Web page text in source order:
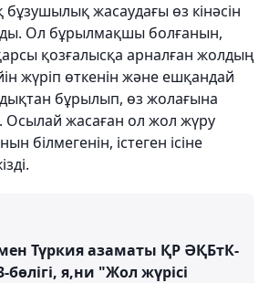
бұзушылық жасаудағы өз кінәсін
Ол бұрылмақшы болғанын,
қозғалысқа арналған жолдың
жүріп өткенін және ешқандай
бұрылып, өз жолағына
жасаған ол жол жүру
білмегенін, істеген ісіне
Түркия азаматы ҚР ӘҚБтК-
бөлігі, я,ни "Жол жүрiсi